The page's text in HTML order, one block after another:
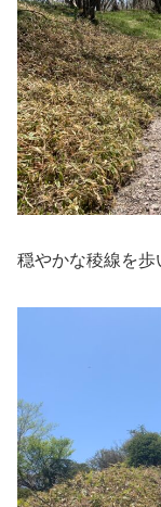
穏やかな稜線を歩